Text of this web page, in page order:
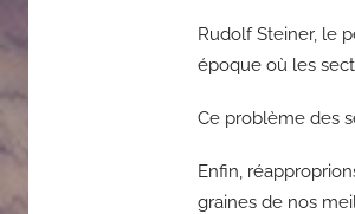
Rudolf Steiner, le
époque où les
Ce problème des
Enfin,
graines de nos